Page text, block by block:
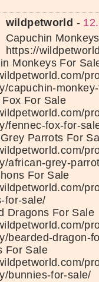
wildpetworld -
Capuchin
https://
Monkeys For
capuchin-
Fox For Sale
fennec-fox-for-
Parrots For
african-grey-
For Sale
for-sale/
Dragons For Sale
bearded-dragon-
For Sale
bunnies-for-sale/